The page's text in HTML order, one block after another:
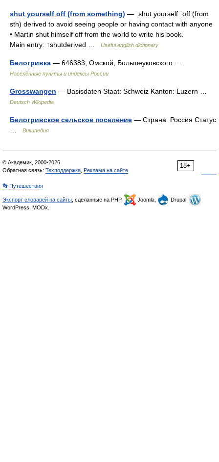
shut yourself off (from something) — ˌshut yourself ˈoff (from
sth) derived to avoid seeing people or having contact with anyone
• Martin shut himself off from the world to write his book.
Main entry: ↑shutderived …
Useful english dictionary
Белогривка — 646383, Омской, Большеуковского …
Населённые пункты и индексы России
Grosswangen — Basisdaten Staat: Schweiz Kanton: Luzern …
Deutsch Wikipedia
Белогривское сельское поселение — Страна Россия Статус
Википедия
18+
© Академик, 2000-2026
Обратная связь: Техподдержка Реклама на сайте
👣 Путешествия
Экспорт словарей на сайты , сделанные на PHP, Joomla,
Drupal,
WordPress, MODx.